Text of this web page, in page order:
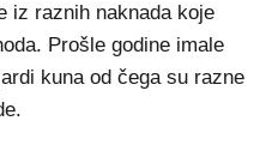
iz raznih naknada koje
Prošle godine imale
kuna od čega su razne